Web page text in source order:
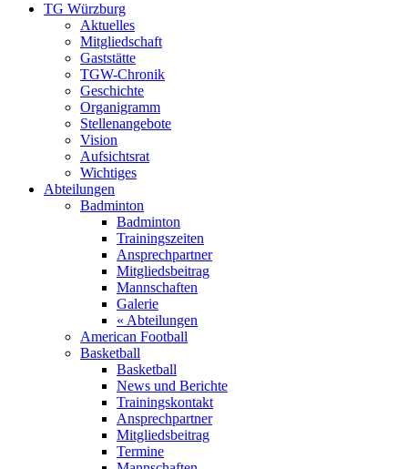
TG Würzburg
Aktuelles
Mitgliedschaft
Gaststätte
TGW-Chronik
Geschichte
Organigramm
Stellenangebote
Vision
Aufsichtsrat
Wichtiges
Abteilungen
Badminton
Badminton
Trainingszeiten
Ansprechpartner
Mitgliedsbeitrag
Mannschaften
Galerie
« Abteilungen
American Football
Basketball
Basketball
News und Berichte
Trainingskontakt
Ansprechpartner
Mitgliedsbeitrag
Termine